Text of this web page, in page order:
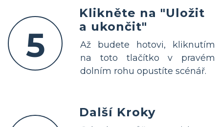
5
Klikněte na "Uložit
a ukončit"
Až budete hotovi, kliknutím
na toto tlačítko v pravém
dolním rohu opustíte scénář.
Další Kroky